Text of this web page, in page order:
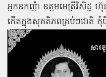
អ្នកឧកញ៉ា ឧត្ដមមេត្រីវិសិដ្
កើតក្នុងសុគតិភពគ្រប់ៗជាតិ